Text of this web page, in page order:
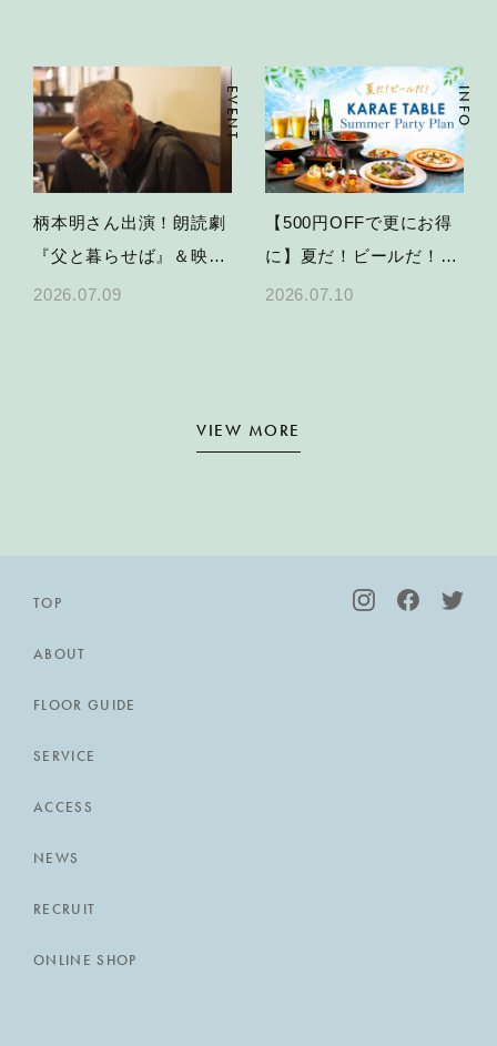
柄本明さん出演！朗読劇
『父と暮らせば』＆映画
特別上映の開催決定
2026.07.09
EVENT
【500円OFFで更にお得
に】夏だ！ビールだ！
KARAE TABLEで乾杯す
2026.07.10
INFO
VIEW MORE
TOP
ABOUT
FLOOR GUIDE
SERVICE
ACCESS
NEWS
RECRUIT
ONLINE SHOP